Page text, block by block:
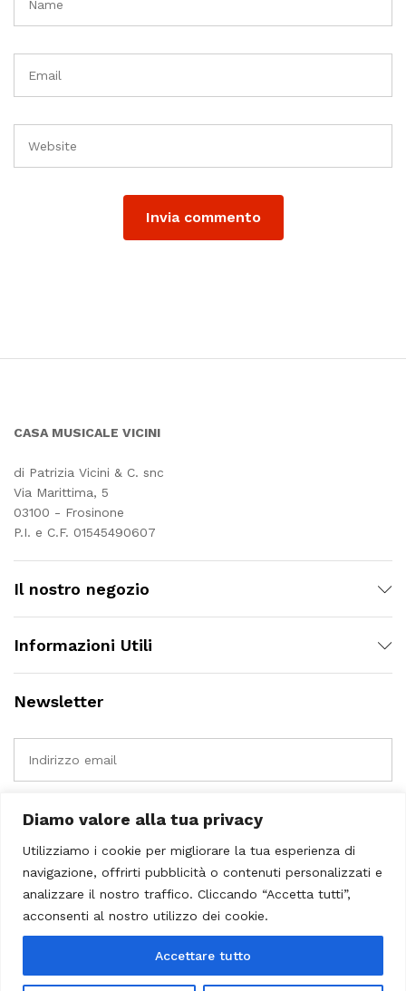
Diamo valore alla tua privacy
Utilizziamo i cookie per migliorare la tua esperienza di
navigazione, offrirti pubblicità o contenuti personalizzati e
analizzare il nostro traffico. Cliccando “Accetta tutti”,
acconsenti al nostro utilizzo dei cookie.
Accettare tutto
CASA MUSICALE VICINI
di Patrizia Vicini & C. snc
Via Marittima, 5
03100 - Frosinone
P.I. e C.F. 01545490607
Il nostro negozio
Informazioni Utili
Newsletter